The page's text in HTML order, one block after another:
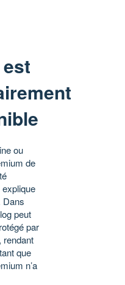
ou
de
Dans
peut
par
rendant
que
n’a